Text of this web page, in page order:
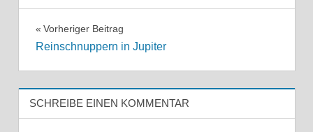
Beitragsnavigation
Vorheriger Beitrag
Reinschnuppern in Jupiter
SCHREIBE EINEN KOMMENTAR